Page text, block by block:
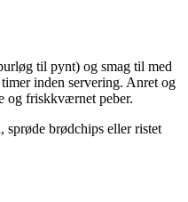
til pynt) og smag til med
inden servering. Anret og
og friskkværnet peber.
sprøde brødchips eller ristet